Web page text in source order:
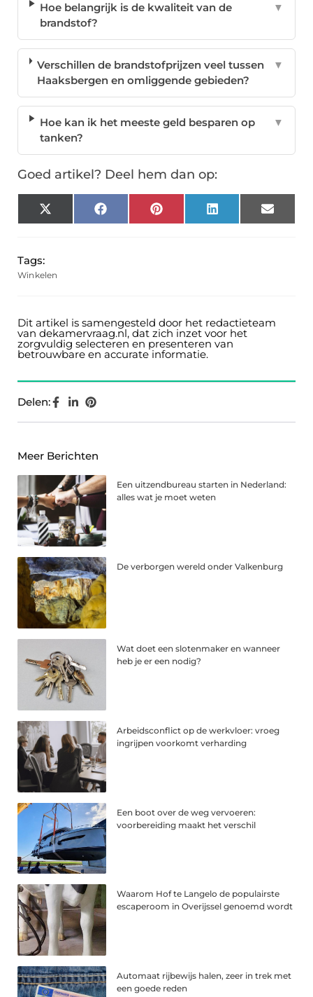
Hoe belangrijk is de kwaliteit van de
brandstof?
▼
Verschillen de brandstofprijzen veel tussen
Haaksbergen en omliggende gebieden?
▼
Hoe kan ik het meeste geld besparen op
tanken?
▼
Goed artikel? Deel hem dan op:
X
(Twitter)
FacebookPinterest LinkedIn Email
Tags:
Winkelen
Dit artikel is samengesteld door het redactieteam
van dekamervraag.nl, dat zich inzet voor het
zorgvuldig selecteren en presenteren van
betrouwbare en accurate informatie.
Delen:
Meer Berichten
Een uitzendbureau starten in Nederland:
alles wat je moet weten
De verborgen wereld onder Valkenburg
Wat doet een slotenmaker en wanneer
heb je er een nodig?
Arbeidsconflict op de werkvloer: vroeg
ingrijpen voorkomt verharding
Een boot over de weg vervoeren:
voorbereiding maakt het verschil
Waarom Hof te Langelo de populairste
escaperoom in Overijssel genoemd wordt
Automaat rijbewijs halen, zeer in trek met
een goede reden